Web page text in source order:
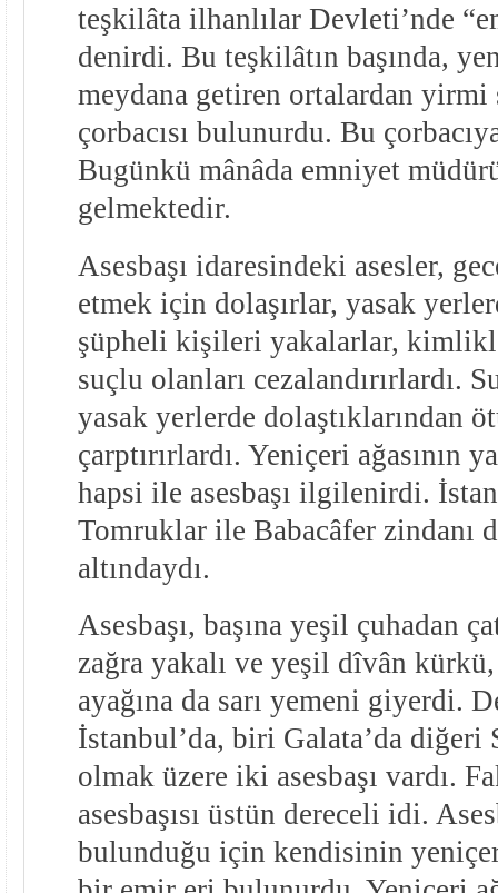
teşkilâta ilhanlılar Devleti’nde
denirdi. Bu teşkilâtın başında,
meydana getiren ortalardan yirmi
çorbacısı bulunurdu. Bu
Bugünkü mânâda emniyet
gelmektedir.
Asesbaşı idaresindeki asesler,
etmek için dolaşırlar, yasak
şüpheli kişileri yakalarlar,
suçlu olanları cezalandırırlardı.
yasak yerlerde dolaştıklarından
çarptırırlardı. Yeniçeri ağasının
hapsi ile asesbaşı ilgilenirdi.
Tomruklar ile Babacâfer zindanı
altındaydı.
Asesbaşı, başına yeşil çuhadan
zağra yakalı ve yeşil dîvân kürkü,
ayağına da sarı yemeni giyerdi.
İstanbul’da, biri Galata’da diğeri
olmak üzere iki asesbaşı vardı.
asesbaşısı üstün dereceli idi.
bulunduğu için kendisinin